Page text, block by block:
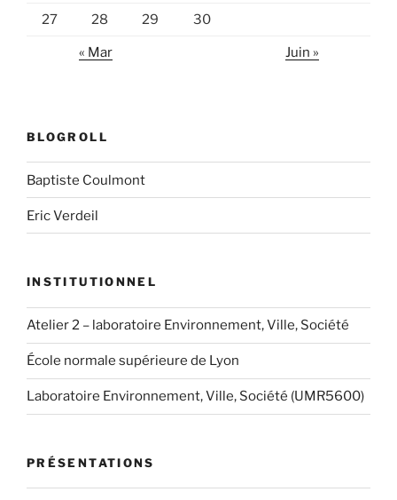
27 28 29 30
« Mar Juin »
BLOGROLL
Baptiste Coulmont
Eric Verdeil
INSTITUTIONNEL
Atelier 2 – laboratoire Environnement, Ville, Société
École normale supérieure de Lyon
Laboratoire Environnement, Ville, Société (UMR5600)
PRÉSENTATIONS